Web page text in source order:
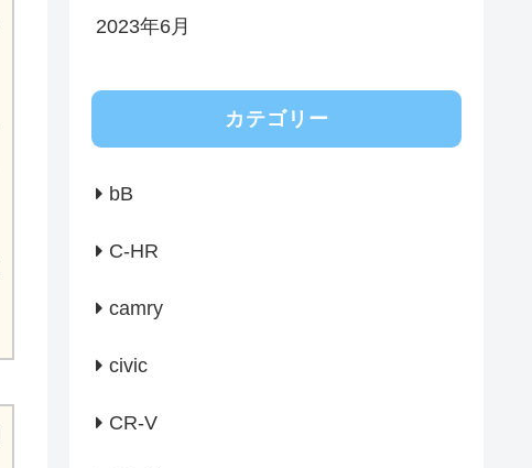
2023年6月
カテゴリー
bB
C-HR
camry
civic
CR-V